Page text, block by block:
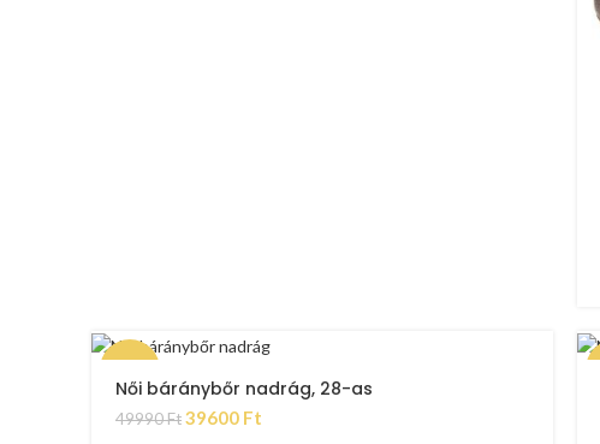
Női báránybőr nadrág, 28-as
49990Ft39600 Ft